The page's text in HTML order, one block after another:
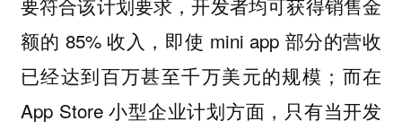
额的 85% 收入，即使 mini app 部分的营收
已经达到百万甚至千万美元的规模；而在
App Store 小型企业计划方面，只有当开发